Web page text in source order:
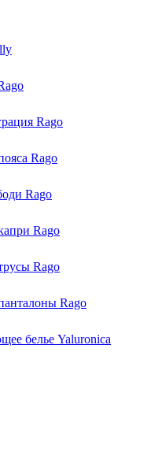
Rago
Rago
Rago
Rago
Rago
Rago
белье Yaluroniсa